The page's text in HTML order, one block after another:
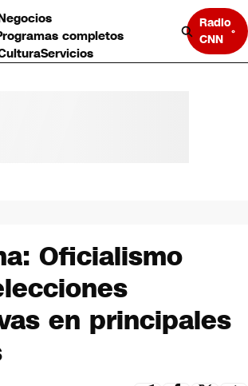
completos
Servicios
Radio
CNN
Oficialismo
en principales